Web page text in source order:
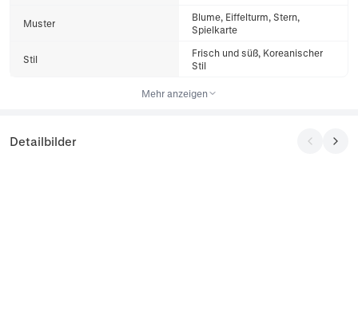
Muster
Blume, Eiffelturm, Stern,
Spielkarte
Stil
Frisch und süß, Koreanischer
Stil
Mehr anzeigen
Detailbilder